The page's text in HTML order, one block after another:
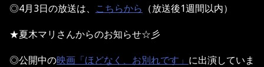
◎4月3日の放送は、 こちらから （放送後1週間以内）
★夏木マリさんからのお知らせ☆彡
◎公開中の映画「ほどなく、お別れです」 に出演していま